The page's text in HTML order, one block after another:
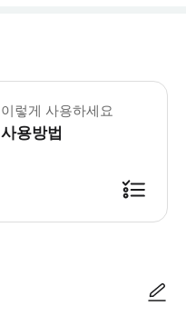
이렇게 사용하세요
사용방법